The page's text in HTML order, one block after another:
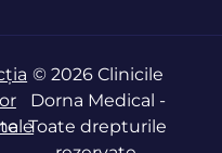
© 2026 Clinicile
Dorna Medical -
Toate drepturile